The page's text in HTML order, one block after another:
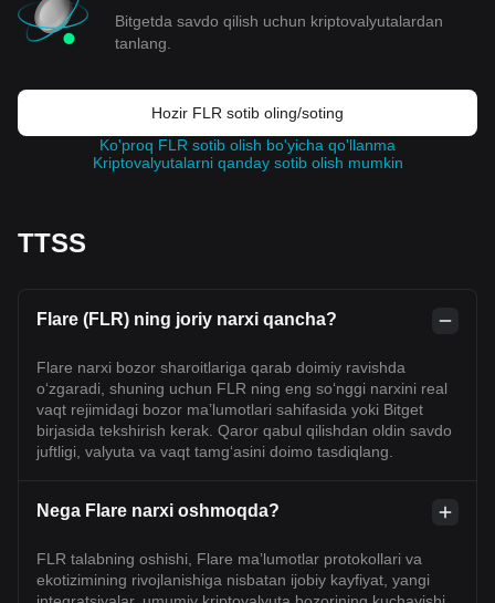
Bitgetda savdo qilish uchun kriptovalyutalardan
tanlang.
Hozir FLR sotib oling/soting
Ko'proq FLR sotib olish bo'yicha qo'llanma
Kriptovalyutalarni qanday sotib olish mumkin
TTSS
Flare (FLR) ning joriy narxi qancha?
Flare narxi bozor sharoitlariga qarab doimiy ravishda
o‘zgaradi, shuning uchun FLR ning eng so‘nggi narxini real
vaqt rejimidagi bozor ma’lumotlari sahifasida yoki Bitget
birjasida tekshirish kerak. Qaror qabul qilishdan oldin savdo
juftligi, valyuta va vaqt tamg‘asini doimo tasdiqlang.
Nega Flare narxi oshmoqda?
FLR talabning oshishi, Flare maʼlumotlar protokollari va
ekotizimining rivojlanishiga nisbatan ijobiy kayfiyat, yangi